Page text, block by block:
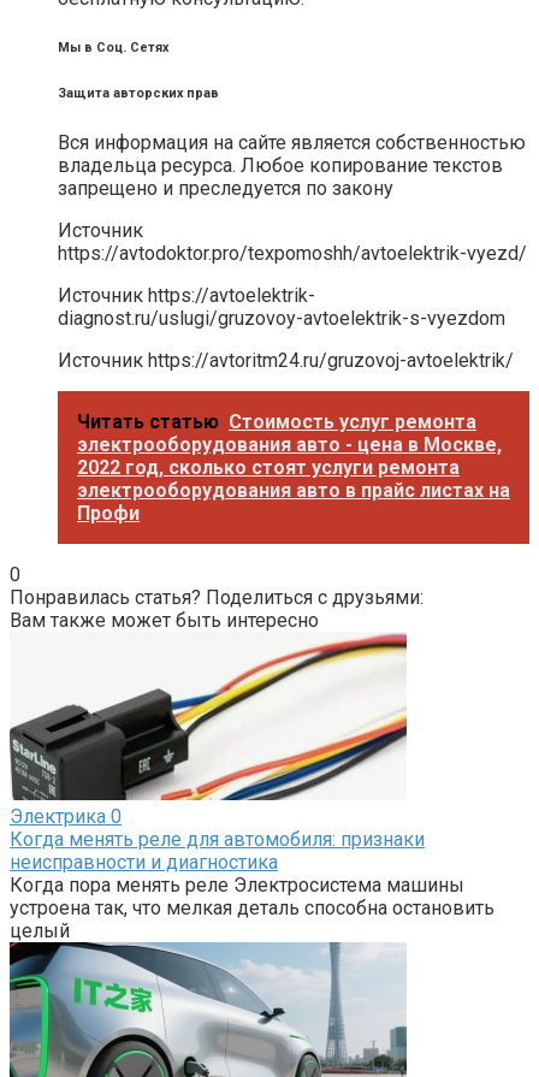
Мы в Соц. Сетях
Защита авторских прав
Вся информация на сайте является собственностью
владельца ресурса. Любое копирование текстов
запрещено и преследуется по закону
Источник
https://avtodoktor.pro/texpomoshh/avtoelektrik-vyezd/
Источник https://avtoelektrik-
diagnost.ru/uslugi/gruzovoy-avtoelektrik-s-vyezdom
Источник https://avtoritm24.ru/gruzovoj-avtoelektrik/
Читать статью Стоимость услуг ремонта
электрооборудования авто - цена в Москве,
2022 год, сколько стоят услуги ремонта
электрооборудования авто в прайс листах на
Профи
0
Понравилась статья? Поделиться с друзьями:
Вам также может быть интересно
Электрика 0
Когда менять реле для автомобиля: признаки
неисправности и диагностика
Когда пора менять реле Электросистема машины
устроена так, что мелкая деталь способна остановить
целый